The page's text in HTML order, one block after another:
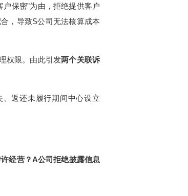
保密”为由，拒绝提供客户
，导致S公司无法核算成本
权限。由此引发两个关联诉
返还未履行期间中心设立
经营？A公司拒绝披露信息